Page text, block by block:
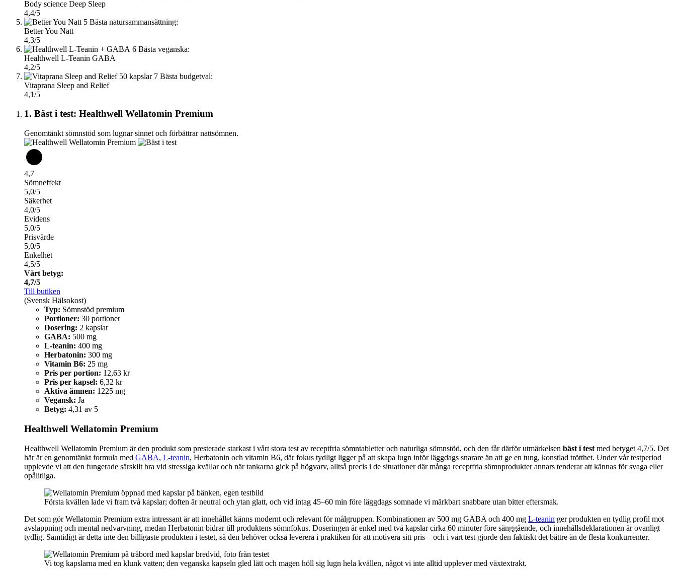
Body science Deep Sleep
4,4/5
5 Bästa natursammansättning:
Better You Natt
4,3/5
6 Bästa veganska:
Healthwell L-Teanin GABA
4,2/5
7 Bästa budgetval:
Vitaprana Sleep and Relief
4,1/5
1. Bäst i test: Healthwell Wellatomin Premium
Genomtänkt sömnstöd som lugnar sinnet och förbättrar nattsömnen.
4,7
Sömneffekt
5,0/5
Säkerhet
4,0/5
Evidens
5,0/5
Prisvärde
5,0/5
Enkelhet
4,5/5
Vårt betyg:
4,7/5
Till butiken
(Svensk Hälsokost)
Typ: Sömnstöd premium
Portioner: 30 portioner
Dosering: 2 kapslar
GABA: 500 mg
L-teanin: 400 mg
Herbatonin: 300 mg
Vitamin B6: 25 mg
Pris per portion: 12,63 kr
Pris per kapsel: 6,32 kr
Aktiva ämnen: 1225 mg
Vegansk: Ja
Betyg: 4,31 av 5
Healthwell Wellatomin Premium
Healthwell Wellatomin Premium är den produkt som presterade starkast i vårt stora test av receptfria sömntabletter och naturliga sömnstöd, och den får därför utmärkelsen bäst i test med betyget 4,7/5. Det
här är en genomtänkt formula med GABA, L-teanin, Herbatonin och vitamin B6, där fokus tydligt ligger på att skapa lugn inför läggdags snarare än att ge en tung, konstlad trötthet. Under vår testperiod
upplevde vi att den fungerade särskilt bra vid stressiga kvällar och när tankarna gick på högvarv, alltså precis i de situationer där många receptfria sömnprodukter annars tenderar att kännas för svaga eller
opålitliga.
Första kvällen lade vi fram två kapslar; doften är neutral och ytan glatt, och vid intag 45–60 min före läggdags somnade vi märkbart snabbare utan bitter eftersmak.
Det som gör Wellatomin Premium extra intressant är att innehållet känns modernt och relevant för målgruppen. Kombinationen av 500 mg GABA och 400 mg L-teanin ger produkten en tydlig profil mot
avslappning och mental nedvarvning, medan Herbatonin bidrar till produktens sömnfokus. Doseringen är enkel med två kapslar cirka 60 minuter före sänggående, och innehållsdeklarationen är ovanligt
tydlig. Samtidigt är detta inte den billigaste produkten i testet, så den behöver också leverera i praktiken för att motivera sitt pris – och i vårt test gjorde den faktiskt det bättre än de flesta konkurrenter.
Vi tog kapslarna med en klunk vatten; den veganska kapseln gled lätt och magen höll sig lugn hela kvällen, något vi inte alltid upplever med växtextrakt.